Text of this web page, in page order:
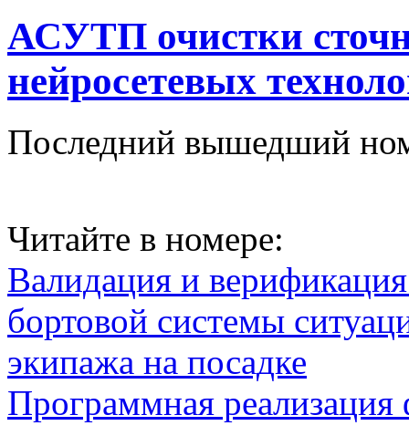
АСУТП очистки
нейросетевых
Последний вышедший
Читайте в номере:
Валидация и
бортовой системы
экипажа на посадке
Программная